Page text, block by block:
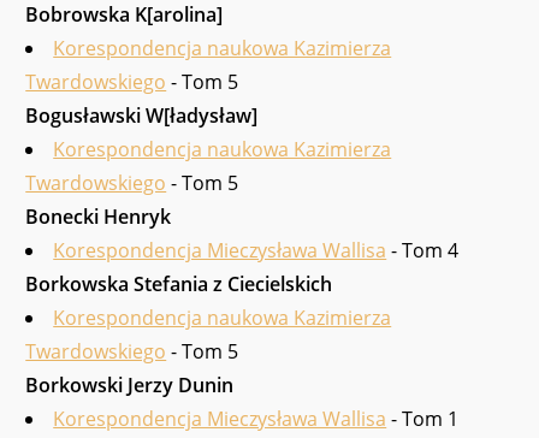
Bobrowska K[arolina]
Korespondencja naukowa Kazimierza
Twardowskiego - Tom 5
Bogusławski W[ładysław]
Korespondencja naukowa Kazimierza
Twardowskiego - Tom 5
Bonecki Henryk
Korespondencja Mieczysława Wallisa - Tom 4
Borkowska Stefania z Ciecielskich
Korespondencja naukowa Kazimierza
Twardowskiego - Tom 5
Borkowski Jerzy Dunin
Korespondencja Mieczysława Wallisa - Tom 1